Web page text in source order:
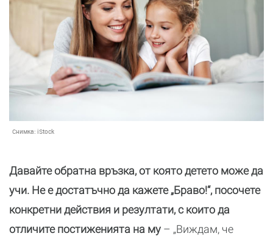
Снимка: iStock
Давайте обратна връзка, от която детето може да
учи. Не е достатъчно да кажете „Браво!“, посочете
конкретни действия и резултати, с които да
отличите постиженията на му – „Виждам, че